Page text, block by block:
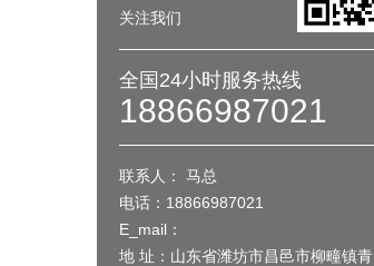
关注我们
全国24小时服务热线
18866987021
联系人： 马总
电话：18866987021
E_mail：
地 址：山东省潍坊市昌邑市柳疃镇青